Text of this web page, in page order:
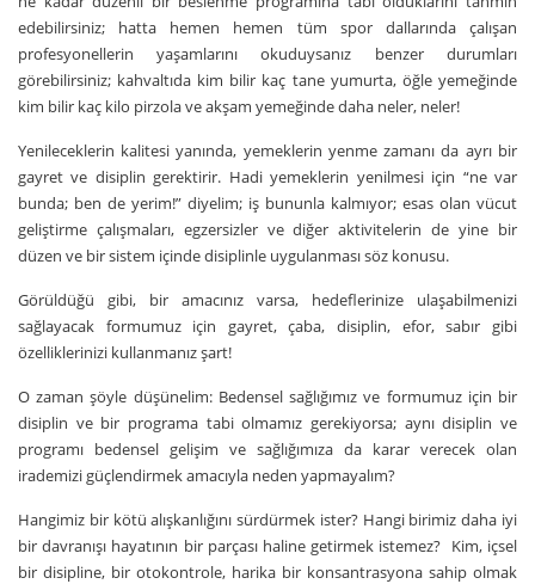
edebilirsiniz; hatta hemen hemen tüm spor dallarında çalışan
profesyonellerin yaşamlarını okuduysanız benzer durumları
görebilirsiniz; kahvaltıda kim bilir kaç tane yumurta, öğle yemeğinde
kim bilir kaç kilo pirzola ve akşam yemeğinde daha neler, neler!
Yenileceklerin kalitesi yanında, yemeklerin yenme zamanı da ayrı bir
gayret ve disiplin gerektirir. Hadi yemeklerin yenilmesi için “ne var
bunda; ben de yerim!” diyelim; iş bununla kalmıyor; esas olan vücut
geliştirme çalışmaları, egzersizler ve diğer aktivitelerin de yine bir
düzen ve bir sistem içinde disiplinle uygulanması söz konusu.
Görüldüğü gibi, bir amacınız varsa, hedeflerinize ulaşabilmenizi
sağlayacak formumuz için gayret, çaba, disiplin, efor, sabır gibi
özelliklerinizi kullanmanız şart!
O zaman şöyle düşünelim: Bedensel sağlığımız ve formumuz için bir
disiplin ve bir programa tabi olmamız gerekiyorsa; aynı disiplin ve
programı bedensel gelişim ve sağlığımıza da karar verecek olan
irademizi güçlendirmek amacıyla neden yapmayalım?
Hangimiz bir kötü alışkanlığını sürdürmek ister? Hangi birimiz daha iyi
bir davranışı hayatının bir parçası haline getirmek istemez? Kim, içsel
bir disipline, bir otokontrole, harika bir konsantrasyona sahip olmak